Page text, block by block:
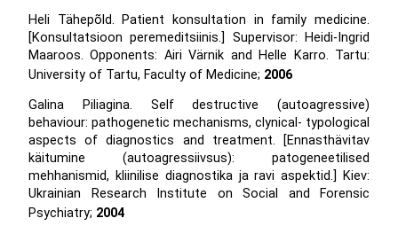
Heli Tähepõld. Patient konsultation in family medicine.
[Konsultatsioon peremeditsiinis.] Supervisor: Heidi-Ingrid
Maaroos. Opponents: Airi Värnik and Helle Karro. Tartu:
University of Tartu, Faculty of Medicine; 2006
Galina Piliagina. Self destructive (autoagressive)
behaviour: pathogenetic mechanisms, clynical- typological
aspects of diagnostics and treatment. [Ennasthävitav
käitumine (autoagressiivsus): patogeneetilised
mehhanismid, kliinilise diagnostika ja ravi aspektid.] Kiev:
Ukrainian Research Institute on Social and Forensic
Psychiatry; 2004